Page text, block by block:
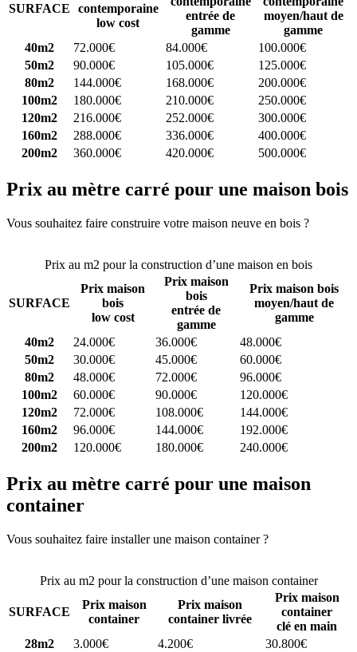
SURFACE
contemporaine
low cost
entrée de
gamme
moyen/haut de
gamme
40m2
72.000€ 84.000€
100.000€
50m2
90.000€ 105.000€
125.000€
80m2
144.000€ 168.000€
200.000€
100m2
180.000€ 210.000€
250.000€
120m2
216.000€ 252.000€
300.000€
160m2
288.000€ 336.000€
400.000€
200m2
360.000€ 420.000€ 500.000€
Prix au mètre carré pour une maison bois
Vous souhaitez faire construire votre maison neuve en bois ?
Prix au m2 pour la construction d’une maison en bois
SURFACE
Prix maison
bois
low cost
Prix maison
bois
entrée de
gamme
Prix maison bois
moyen/haut de
gamme
40m2
24.000€ 36.000€
48.000€
50m2
30.000€ 45.000€
60.000€
80m2
48.000€ 72.000€
96.000€
100m2
60.000€ 90.000€
120.000€
120m2
72.000€ 108.000€
144.000€
160m2
96.000€ 144.000€
192.000€
200m2
120.000€ 180.000€ 240.000€
Prix au mètre carré pour une maison
container
Vous souhaitez faire installer une maison container ?
Prix au m2 pour la construction d’une maison container
SURFACE
Prix maison
container
Prix maison
container livrée
Prix maison
container
clé en main
28m2
3.000€ 4.200€
30.800€